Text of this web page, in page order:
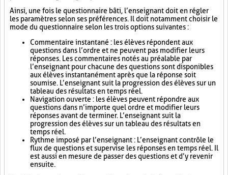
Ainsi, une fois le questionnaire bâti, l’enseignant doit en régler
les paramètres selon ses préférences. Il doit notamment choisir le
mode du questionnaire selon les trois options suivantes :
Commentaire instantané : les élèves répondent aux
questions dans l’ordre et ne peuvent pas modifier leurs
réponses. Les commentaires notés au préalable par
l’enseignant pour chacune des questions sont disponibles
aux élèves instantanément après que la réponse soit
soumise. L’enseignant suit la progression des élèves sur un
tableau des résultats en temps réel.
Navigation ouverte : les élèves peuvent répondre aux
questions dans n’importe quel ordre et modifier leurs
réponses avant de terminer. L’enseignant suit la
progression des élèves sur un tableau des résultats en
temps réel.
Rythme imposé par l’enseignant : L’enseignant contrôle le
flux de questions et supervise les réponses en temps réel. Il
est aussi en mesure de passer des questions et d’y revenir
ensuite.